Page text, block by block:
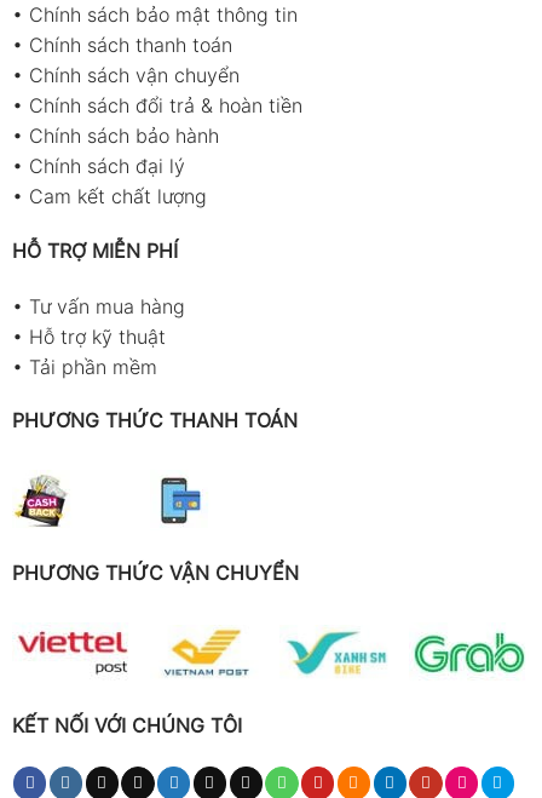
• Chính sách bảo mật thông tin
• Chính sách thanh toán
• Chính sách vận chuyển
• Chính sách đổi trả & hoàn tiền
• Chính sách bảo hành
• Chính sách đại lý
• Cam kết chất lượng
HỖ TRỢ MIỄN PHÍ
• Tư vấn mua hàng
• Hỗ trợ kỹ thuật
• Tải phần mềm
PHƯƠNG THỨC THANH TOÁN
PHƯƠNG THỨC VẬN CHUYỂN
KẾT NỐI VỚI CHÚNG TÔI